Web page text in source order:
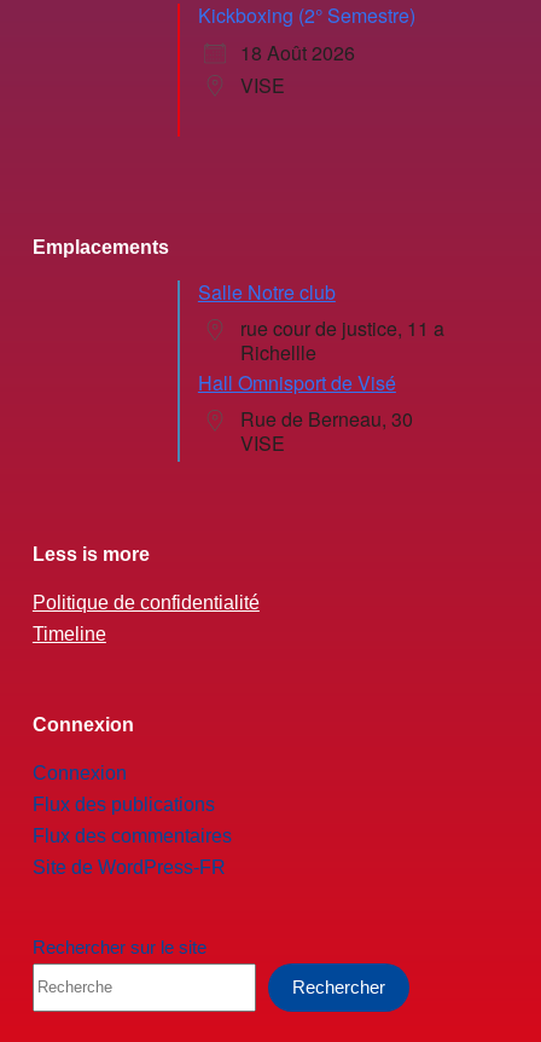
Kickboxing (2° Semestre)
18 Août 2026
VISE
Emplacements
Salle Notre club
rue cour de justice, 11 a
Richellle
Hall Omnisport de Visé
Rue de Berneau, 30
VISE
Less is more
Politique de confidentialité
Timeline
Connexion
Connexion
Flux des publications
Flux des commentaires
Site de WordPress-FR
Rechercher sur le site
Rechercher